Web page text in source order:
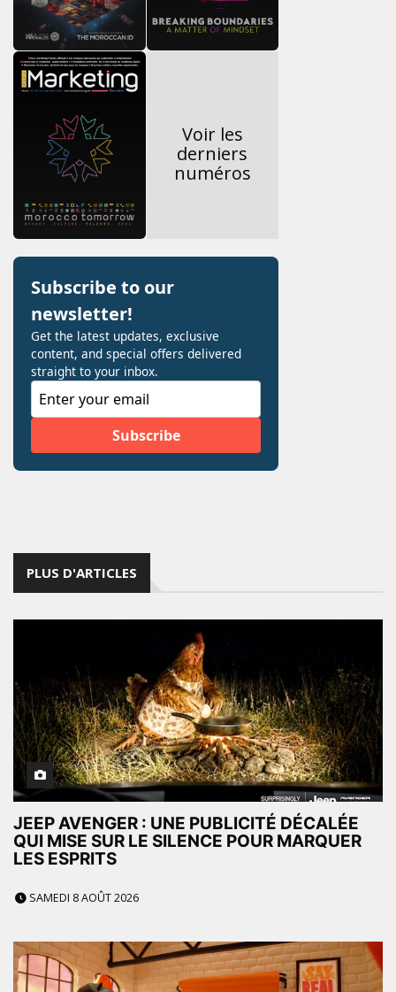
Voir les
derniers
numéros
PLUS D'ARTICLES
JEEP AVENGER : UNE PUBLICITÉ DÉCALÉE
QUI MISE SUR LE SILENCE POUR MARQUER
LES ESPRITS
SAMEDI 8 AOÛT 2026